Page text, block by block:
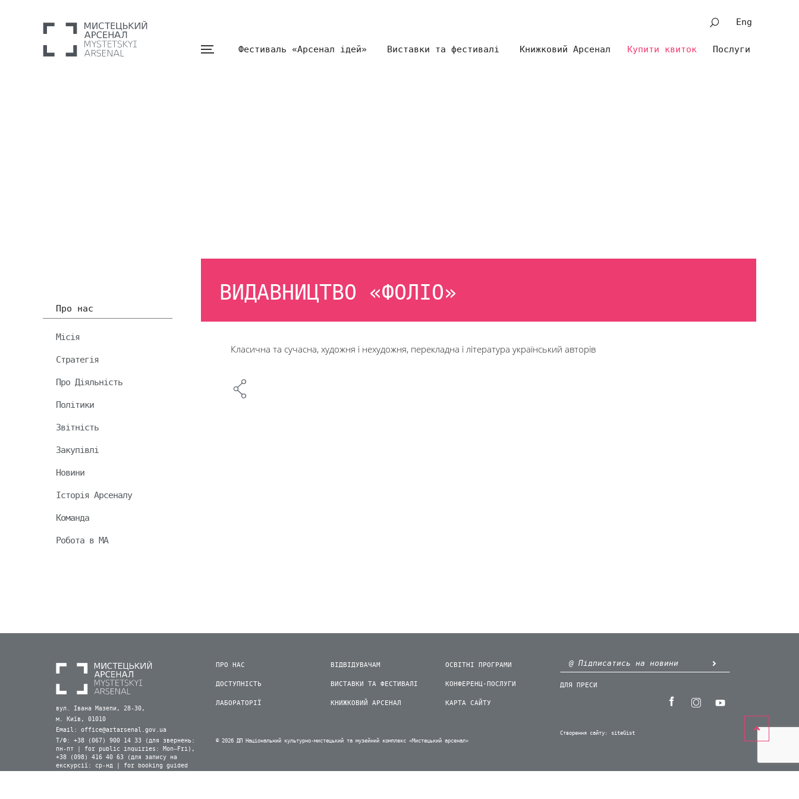
Eng
Фестиваль «Арсенал ідей» Виставки та фестивалі Книжковий Арсенал Послуги
Купити квиток
Про нас
Місія
Стратегія
Про Діяльність
Політики
Звітність
Закупівлі
Новини
Історія Арсеналу
Команда
Робота в МА
ВИДАВНИЦТВО «ФОЛІО»
Класична та сучасна, художня і нехудожня, перекладна і література український авторів
вул. Івана Мазепи, 28-30,
м. Київ, 01010
Email: office@artarsenal.gov.ua
Т/Ф: +38 (067) 900 14 33 (для звернень:
пн-пт | for public inquiries: Mon–Fri),
+38 (098) 416 40 63 (для запису на
екскурсії: ср-нд | for booking guided
ПРО НАС
ДОСТУПНІСТЬ
ЛАБОРАТОРІЇ
ВІДВІДУВАЧАМ
ВИСТАВКИ ТА ФЕСТИВАЛІ
КНИЖКОВИЙ АРСЕНАЛ
ОСВІТНІ ПРОГРАМИ
КОНФЕРЕНЦ-ПОСЛУГИ
КАРТА САЙТУ
© 2026 ДП Національний культурно-мистецький та музейний комплекс «Мистецький арсенал»
ДЛЯ ПРЕСИ
Створення сайту: siteGist